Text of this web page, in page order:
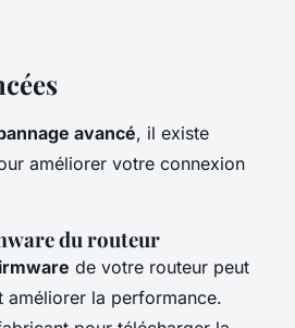
avancé, il existe
améliorer votre connexion
du routeur
de votre routeur peut
améliorer la performance.